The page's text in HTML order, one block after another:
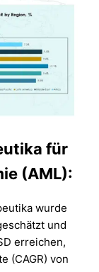
für
(AML):
wurde
und
erreichen,
(CAGR) von